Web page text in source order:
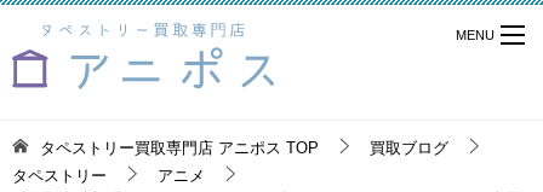
タペストリー買取専門店 アニポス TOP
買取ブログ
タペストリー
アニメ